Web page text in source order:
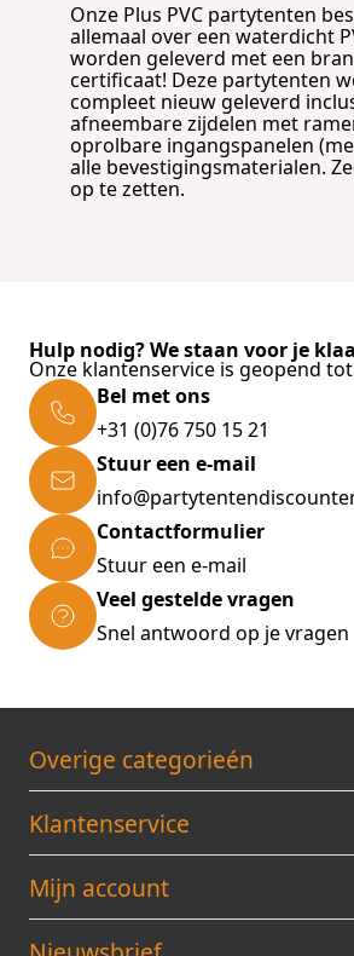
Onze Plus PVC partytenten
allemaal over een waterdicht
worden geleverd met een
certificaat! Deze partytenten
compleet nieuw geleverd
afneembare zijdelen met
oprolbare ingangspanelen
alle bevestigingsmaterialen.
op te zetten.
Hulp nodig? We staan voor je
Onze klantenservice is geopend
Bel met ons
+31 (0)76 750 15 21
Stuur een e-mail
Contactformulier
Stuur een e-mail
Veel gestelde vragen
Snel antwoord op je vragen
Overige categorieén
Klantenservice
Mijn account